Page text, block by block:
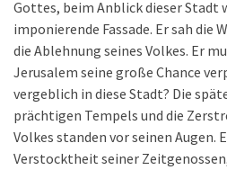
Gottes, beim Anblick dieser Stadt
imponierende Fassade. Er sah die
die Ablehnung seines Volkes. Er
Jerusalem seine große Chance
vergeblich in diese Stadt? Die
prächtigen Tempels und die
Volkes standen vor seinen Augen.
Verstocktheit seiner